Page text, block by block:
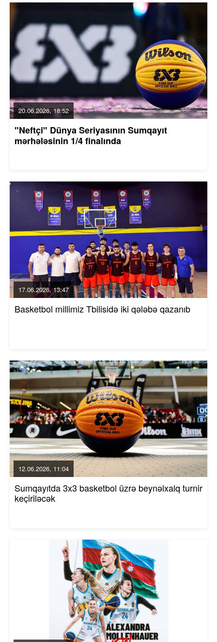
20.06.2026, 18:52
"Neftçi" Dünya Seriyasının Sumqayıt
mərhələsinin 1/4 finalında
17.06.2026, 13:47
Basketbol millimiz Tbilisidə iki qələbə qazanıb
12.06.2026, 11:04
Sumqayıtda 3x3 basketbol üzrə beynəlxalq turnir
keçiriləcək